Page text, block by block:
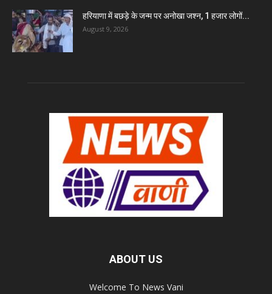
हरियाणा में बछड़े के जन्म पर अनोखा जश्न, 1 हजार लोगों...
August 9, 2026
ABOUT US
Welcome To News Vani